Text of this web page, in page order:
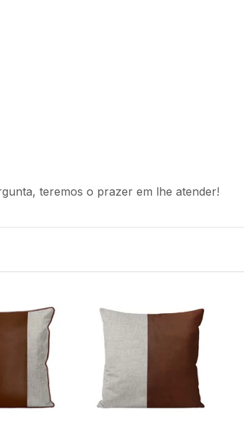
teremos o prazer em lhe atender!